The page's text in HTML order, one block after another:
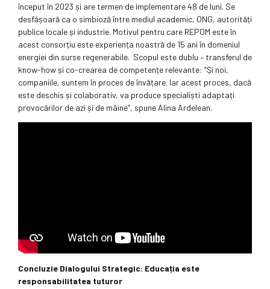
început în 2023 și are termen de implementare 48 de luni. Se
desfășoară ca o simbioză între mediul academic, ONG, autorități
publice locale și industrie. Motivul pentru care REPOM este în
acest consorțiu este experiența noastră de 15 ani în domeniul
energiei din surse regenerabile. Scopul este dublu – transferul de
know-how și co-crearea de competențe relevante: “Și noi,
companiile, suntem în proces de învățare. Iar acest proces, dacă
este deschis și colaborativ, va produce specialiști adaptați
provocărilor de azi și de mâine”, spune Alina Ardelean.
Concluzie Dialogului Strategic: Educația este
responsabilitatea tuturor